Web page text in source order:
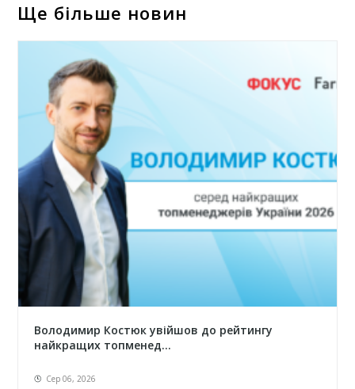
Ще більше новин
Володимир Костюк увійшов до рейтингу
найкращих топменед...
Сер 06, 2026